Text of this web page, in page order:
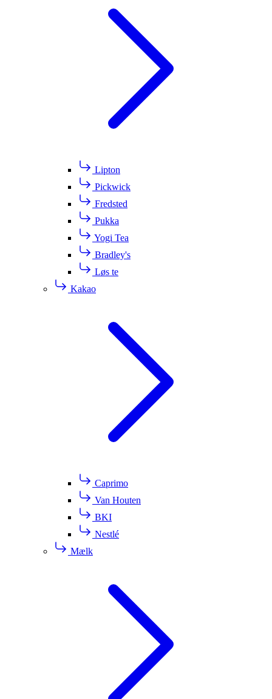
Lipton
Pickwick
Fredsted
Pukka
Yogi Tea
Bradley's
Løs te
Kakao
Caprimo
Van Houten
BKI
Nestlé
Mælk